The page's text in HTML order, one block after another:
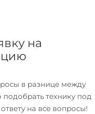
на
в разнице между
технику под
на все вопросы!